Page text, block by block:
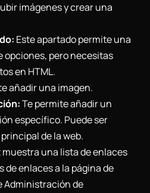
imágenes y crear una
Este apartado permite una
opciones, pero necesitas
en HTML.
añadir una imagen.
Te permite añadir un
específico. Puede ser
de la web.
muestra una lista de enlaces
de enlaces a la página de
Administración de